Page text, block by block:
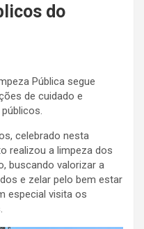
do
Pública segue
de cuidado e
celebrado nesta
realizou a limpeza dos
buscando valorizar a
e zelar pelo bem estar
especial visita os